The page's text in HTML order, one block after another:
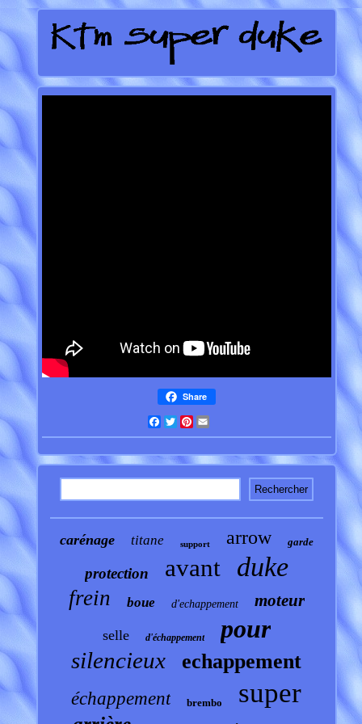
Share
Facebook
TwitterPinterest
carénage titane support arrow garde
protection avant duke
frein boue d'echappement moteur
selle d'échappement pour
silencieux echappement
échappement brembo super